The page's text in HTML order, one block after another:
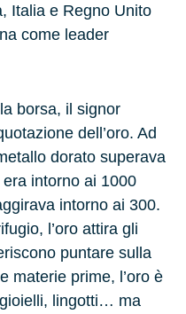
Italia e Regno Unito
come leader
borsa, il signor
dell’oro. Ad
dorato superava
intorno ai 1000
intorno ai 300.
l’oro attira gli
puntare sulla
materie prime, l’oro è
lingotti… ma